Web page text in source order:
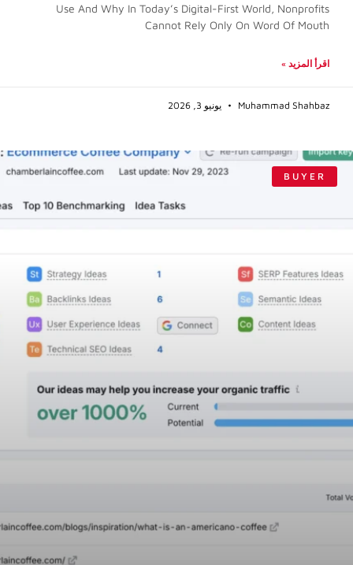
Use And Why In Today’s Digital-First World, Nonprofits
Cannot Rely Only On Word Of Mouth
اقرأ المزيد »
Muhammad Shahbaz يونيو 3, 2026
BUYER